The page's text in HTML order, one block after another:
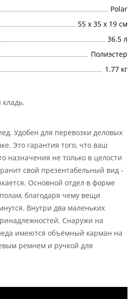
Polar
55 х 35 х 19 см
36.5 л
Полиэстер
1.77 кг
кладь.
Удобен для перевозки деловых
Это гарантия того, что ваш
назначения не только в целости
свой презентабельный вид -
Основной отдел в форме
благодаря чему вещи
Внутри два маленьких
Снаружи на
имеются объёмный карман на
ремнем и ручкой для